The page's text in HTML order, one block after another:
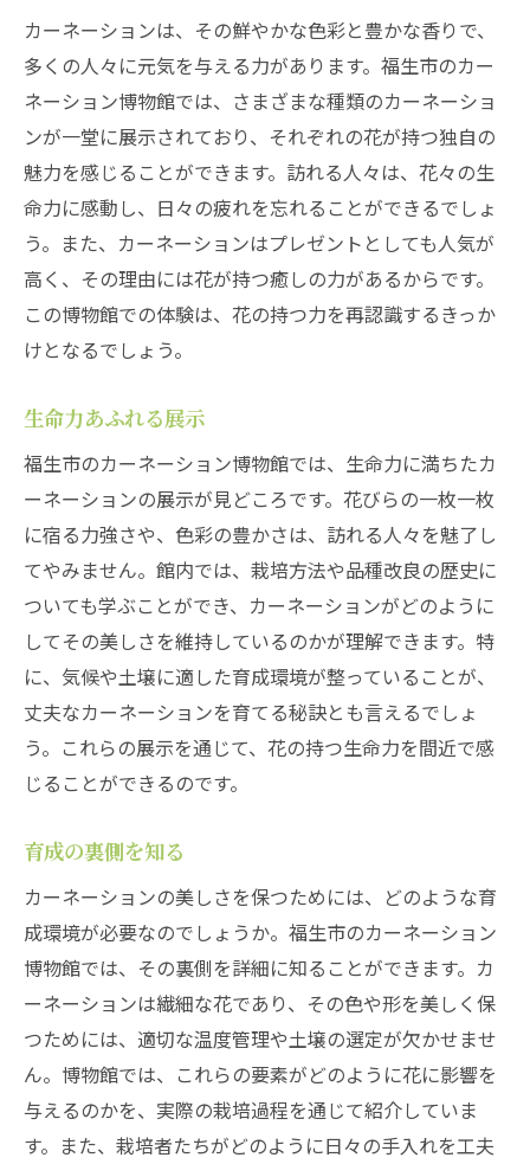
カーネーションは、その鮮やかな色彩と豊かな香りで、
多くの人々に元気を与える力があります。福生市のカー
ネーション博物館では、さまざまな種類のカーネーショ
ンが一堂に展示されており、それぞれの花が持つ独自の
魅力を感じることができます。訪れる人々は、花々の生
命力に感動し、日々の疲れを忘れることができるでしょ
う。また、カーネーションはプレゼントとしても人気が
高く、その理由には花が持つ癒しの力があるからです。
この博物館での体験は、花の持つ力を再認識するきっか
けとなるでしょう。
生命力あふれる展示
福生市のカーネーション博物館では、生命力に満ちたカ
ーネーションの展示が見どころです。花びらの一枚一枚
に宿る力強さや、色彩の豊かさは、訪れる人々を魅了し
てやみません。館内では、栽培方法や品種改良の歴史に
ついても学ぶことができ、カーネーションがどのように
してその美しさを維持しているのかが理解できます。特
に、気候や土壌に適した育成環境が整っていることが、
丈夫なカーネーションを育てる秘訣とも言えるでしょ
う。これらの展示を通じて、花の持つ生命力を間近で感
じることができるのです。
育成の裏側を知る
カーネーションの美しさを保つためには、どのような育
成環境が必要なのでしょうか。福生市のカーネーション
博物館では、その裏側を詳細に知ることができます。カ
ーネーションは繊細な花であり、その色や形を美しく保
つためには、適切な温度管理や土壌の選定が欠かせませ
ん。博物館では、これらの要素がどのように花に影響を
与えるのかを、実際の栽培過程を通じて紹介していま
す。また、栽培者たちがどのように日々の手入れを工夫